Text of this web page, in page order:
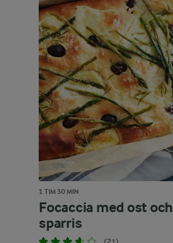
1 TIM 30 MIN
Focaccia med ost och
sparris